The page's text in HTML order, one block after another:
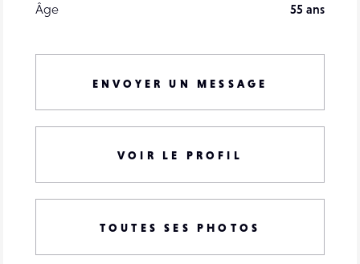
Âge
55 ans
ENVOYER UN MESSAGE
VOIR LE PROFIL
TOUTES SES PHOTOS